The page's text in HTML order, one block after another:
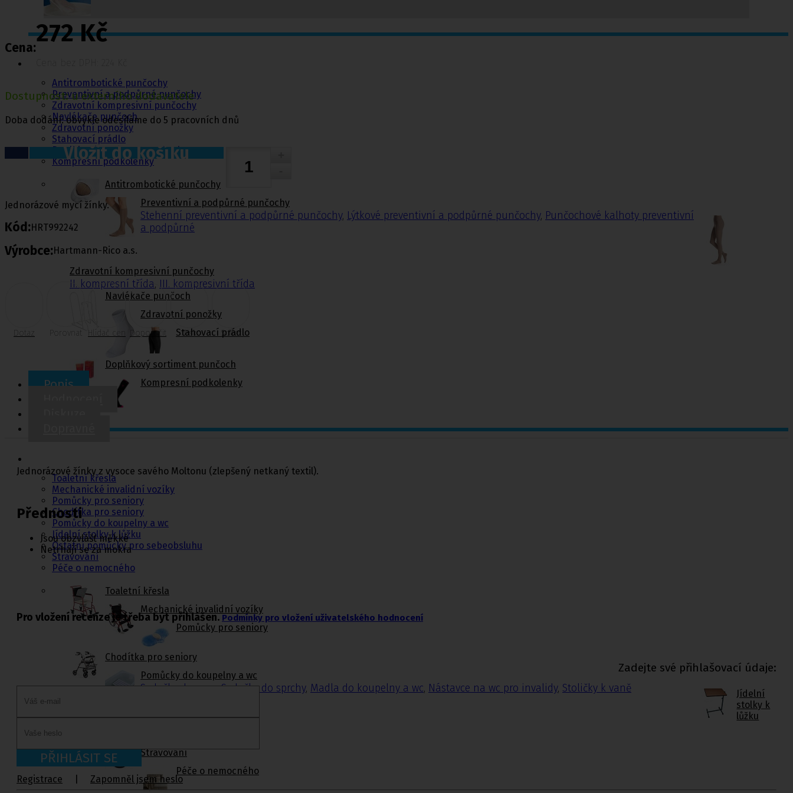
Antitrombotické punčochy
Preventivní a podpůrné punčochy
Zdravotní kompresivní punčochy
Navlékače punčoch
Zdravotní ponožky
Stahovací prádlo
Doplňkový sortiment punčoch
Kompresní podkolenky
Antitrombotické punčochy
Preventivní a podpůrné punčochy
Stehenní preventivní a podpůrné punčochy, Lýtkové preventivní a podpůrné punčochy, Punčochové kalhoty preventivní
a podpůrné
Zdravotní kompresivní punčochy
II. kompresní třída, III. kompresivní třída
Navlékače punčoch
Zdravotní ponožky
Stahovací prádlo
Doplňkový sortiment punčoch
Kompresní podkolenky
Toaletní křesla
Mechanické invalidní vozíky
Pomůcky pro seniory
Chodítka pro seniory
Pomůcky do koupelny a wc
Jídelní stolky k lůžku
Ostatní pomůcky pro sebeobsluhu
Stravování
Péče o nemocného
Toaletní křesla
Mechanické invalidní vozíky
Pomůcky pro seniory
Chodítka pro seniory
Pomůcky do koupelny a wc
Sedačky do vany,Sedačky do sprchy, Madla do koupelny a wc, Nástavce na wc pro invalidy, Stoličky k vaně
Jídelní
stolky k
lůžku
Stravování
Péče o nemocného
Cena:
272 Kč
Dostupnost: u externího dodavatele
Doba dodání: obvykle odesíláme do 5 pracovních dnů
Vložit do košíku
Jednorázové mycí žínky.
Kód:HRT992242
Výrobce:Hartmann-Rico a.s.
Dotaz Porovnat Doporučit Tisk Sdílet
Popis
Jednorázové žínky z vysoce savého Moltonu (zlepšený netkaný textil).
Přednosti
Jsou obzvlášť měkké
Netrhají se za mokra
Pro vložení recenze je třeba být přihlášen.Podmínky pro vložení uživatelského hodnocení
Zadejte své přihlašovací údaje:
PŘIHLÁSIT SE
Registrace Zapomněl jsem heslo